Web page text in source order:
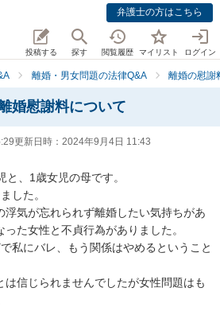
弁護士の方はこちら
投稿する 探す 閲覧履歴 マイリスト ログイン
離婚・男女問題の法律Q&A 離婚の慰謝
婚慰謝料について
更新日時： 2024年9月4日 11:43
、1歳女児の母です。
した。
浮気が忘れられず離婚したい気持ちがあ
た女性と不貞行為がありました。
私にバレ、もう関係はやめるということ
は信じられませんでしたが女性問題はも